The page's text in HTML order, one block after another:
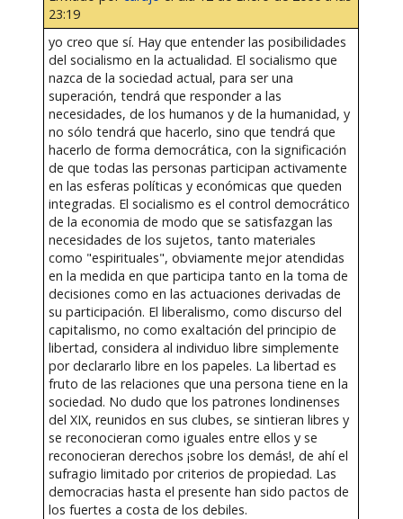
23:19
yo creo que sí. Hay que entender las posibilidades
del socialismo en la actualidad. El socialismo que
nazca de la sociedad actual, para ser una
superación, tendrá que responder a las
necesidades, de los humanos y de la humanidad, y
no sólo tendrá que hacerlo, sino que tendrá que
hacerlo de forma democrática, con la significación
de que todas las personas participan activamente
en las esferas políticas y económicas que queden
integradas. El socialismo es el control democrático
de la economia de modo que se satisfazgan las
necesidades de los sujetos, tanto materiales
como "espirituales", obviamente mejor atendidas
en la medida en que participa tanto en la toma de
decisiones como en las actuaciones derivadas de
su participación. El liberalismo, como discurso del
capitalismo, no como exaltación del principio de
libertad, considera al individuo libre simplemente
por declararlo libre en los papeles. La libertad es
fruto de las relaciones que una persona tiene en la
sociedad. No dudo que los patrones londinenses
del XIX, reunidos en sus clubes, se sintieran libres y
se reconocieran como iguales entre ellos y se
reconocieran derechos ¡sobre los demás!, de ahí el
sufragio limitado por criterios de propiedad. Las
democracias hasta el presente han sido pactos de
los fuertes a costa de los debiles.